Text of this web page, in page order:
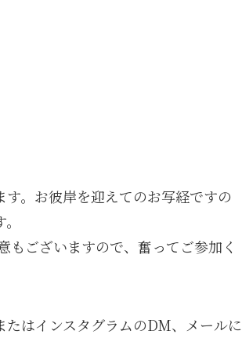
。お彼岸を迎えてのお写経ですの
ございますので、奮ってご参加く
はインスタグラムのDM、メールに